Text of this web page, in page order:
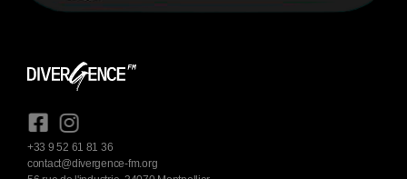
+33 9 52 61 81 36
contact@divergence-fm.org